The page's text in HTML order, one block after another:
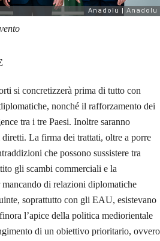
si concretizzerà prima di tutto con
nonché il rafforzamento dei
tra i tre Paesi. Inoltre saranno
La firma dei trattati, oltre a porre
che possono sussistere tra
gli scambi commerciali e la
di relazioni diplomatiche
soprattutto con gli EAU, esistevano
l’apice della politica mediorientale
di un obiettivo prioritario, ovvero